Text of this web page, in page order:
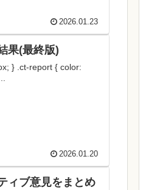
2026.01.23
果(最終版)
} .ct-report { color:
2026.01.20
ィブ意見をまとめ